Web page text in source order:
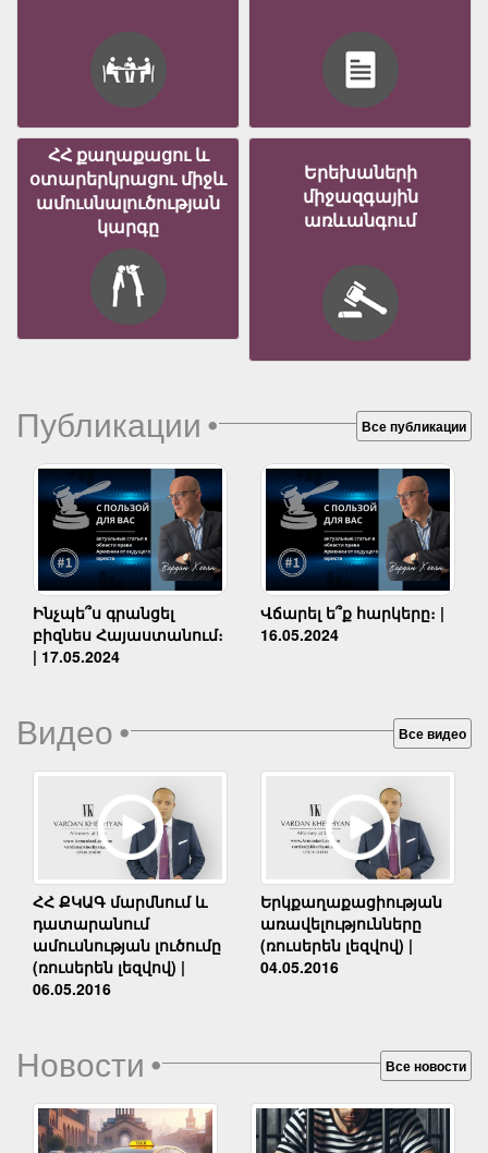
ՀՀ քաղաքացու և
օտարերկրացու միջև
ամուսնալուծության
կարգը
Երեխաների
միջազգային
առևանգում
Публикации• Все публикации
Ինչպե՞ս գրանցել
բիզնես Հայաստանում։
| 17.05.2024
Վճարել ե՞ք հարկերը։ |
16.05.2024
Видео• Все видео
ՀՀ ՔԿԱԳ մարմնում և
դատարանում
ամուսնության լուծումը
(ռուսերեն լեզվով) |
06.05.2016
Երկքաղաքացիության
առավելությունները
(ռուսերեն լեզվով) |
04.05.2016
Новости• Все новости